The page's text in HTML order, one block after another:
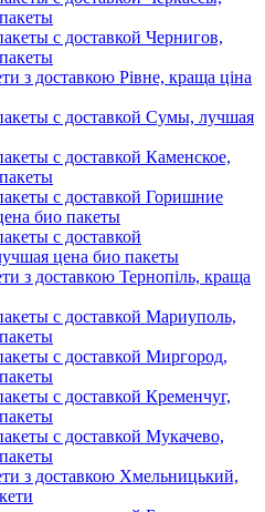
с доставкой Чернигов,
з доставкою Рівне, краща ціна
с доставкой Сумы, лучшая
с доставкой Каменское,
с доставкой Горишние
био пакеты
с доставкой
цена био пакеты
з доставкою Тернопіль, краща
с доставкой Мариуполь,
с доставкой Миргород,
с доставкой Кременчуг,
с доставкой Мукачево,
з доставкою Хмельницький,